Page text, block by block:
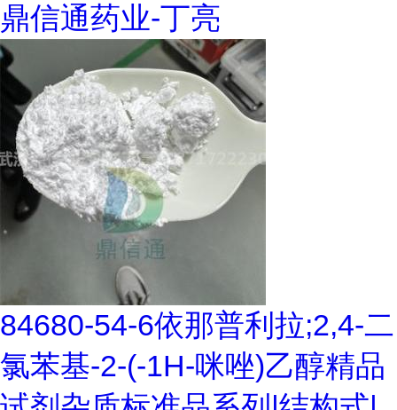
鼎信通药业-丁亮
84680-54-6依那普利拉;2,4-二
氯苯基-2-(-1H-咪唑)乙醇精品